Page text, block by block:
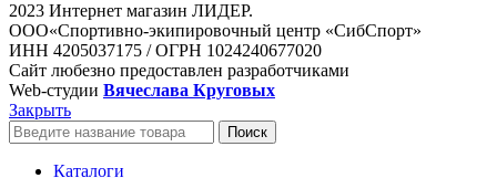
2023 Интернет магазин ЛИДЕР.
ООО«Спортивно-экипировочный центр «СибСпорт»
ИНН 4205037175 / ОГРН 1024240677020
Сайт любезно предоставлен разработчиками
Web-студии Вячеслава Круговых
Закрыть
Поиск
Каталоги